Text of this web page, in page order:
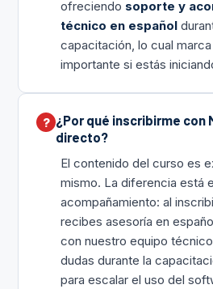
ofreciendo soporte y
técnico en español
capacitación, lo cual
importante si estás
¿Por qué inscribirme con
directo?
El contenido del curso es
mismo. La diferencia está
acompañamiento: al
recibes asesoría en
con nuestro equipo
dudas durante la
para escalar el uso del